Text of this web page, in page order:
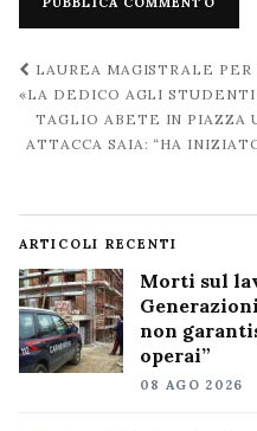
Navigazione
post
LAUREA MAGISTRALE
«LA DEDICO AGLI
TAGLIO ABETE IN PIAZZA
ATTACCA SAIA: “HA
ARTICOLI RECENTI
Morti sul
non
operai”
08 AGO 2026